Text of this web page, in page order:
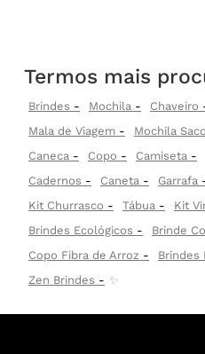
Termos mais
Brindes Mochila Chaveiro
Mala de Viagem
Mochila Saco
Caneca
Copo Camiseta
Cadernos
Caneta Garrafa
Kit Churrasco
Tábua
Kit
Brindes Ecológicos
Brinde
Copo Fibra de Arroz
Brindes
Zen Brindes
✨